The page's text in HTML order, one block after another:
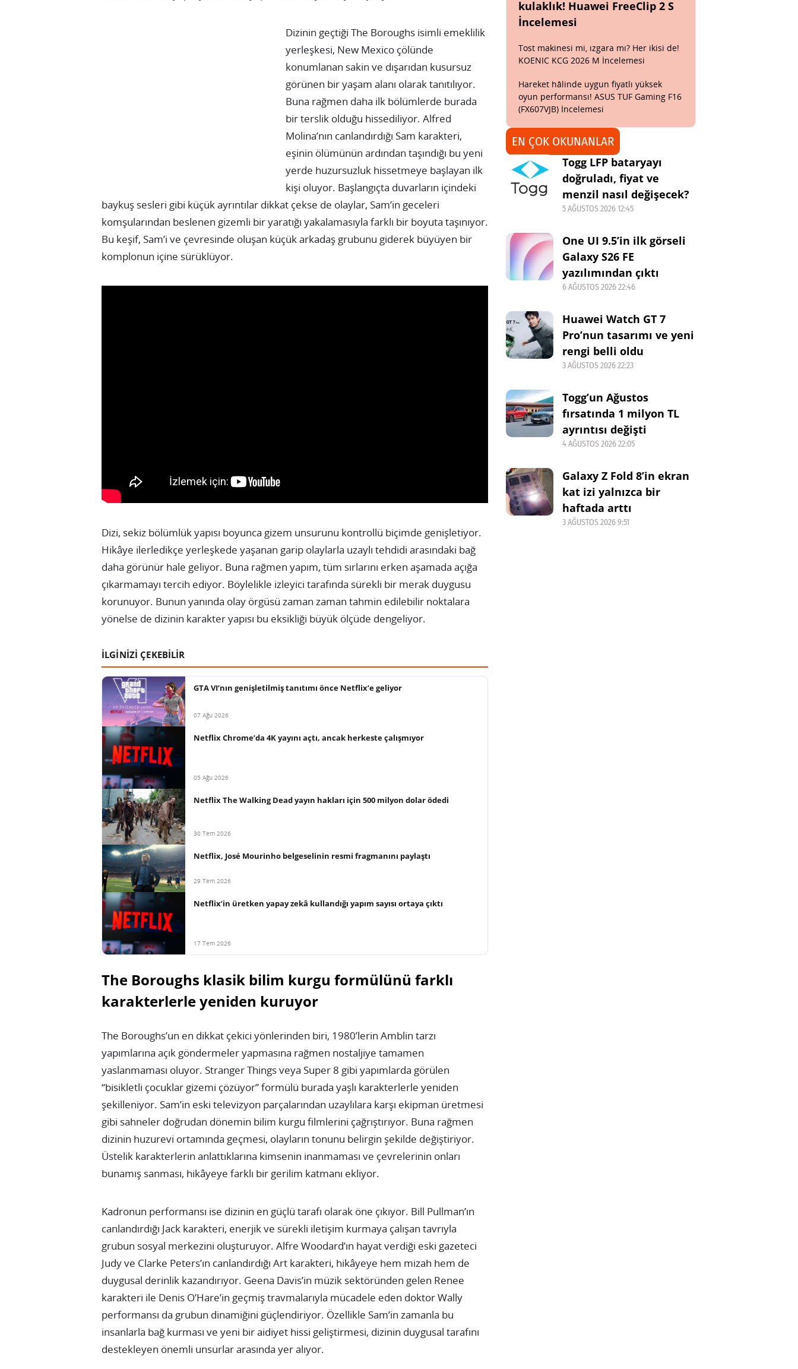
Dizinin geçtiği The Boroughs isimli emeklilik
yerleşkesi, New Mexico çölünde
konumlanan sakin ve dışarıdan kusursuz
görünen bir yaşam alanı olarak tanıtılıyor.
Buna rağmen daha ilk bölümlerde burada
bir terslik olduğu hissediliyor. Alfred
Molina’nın canlandırdığı Sam karakteri,
eşinin ölümünün ardından taşındığı bu yeni
yerde huzursuzluk hissetmeye başlayan ilk
kişi oluyor. Başlangıçta duvarların içindeki
baykuş sesleri gibi küçük ayrıntılar dikkat çekse de olaylar, Sam’in geceleri
komşularından beslenen gizemli bir yaratığı yakalamasıyla farklı bir boyuta taşınıyor.
Bu keşif, Sam’i ve çevresinde oluşan küçük arkadaş grubunu giderek büyüyen bir
komplonun içine sürüklüyor.
Dizi, sekiz bölümlük yapısı boyunca gizem unsurunu kontrollü biçimde genişletiyor.
Hikâye ilerledikçe yerleşkede yaşanan garip olaylarla uzaylı tehdidi arasındaki bağ
daha görünür hale geliyor. Buna rağmen yapım, tüm sırlarını erken aşamada açığa
çıkarmamayı tercih ediyor. Böylelikle izleyici tarafında sürekli bir merak duygusu
korunuyor. Bunun yanında olay örgüsü zaman zaman tahmin edilebilir noktalara
yönelse de dizinin karakter yapısı bu eksikliği büyük ölçüde dengeliyor.
İLGİNİZİ ÇEKEBİLİR
GTA VI’nın genişletilmiş tanıtımı önce Netflix’e geliyor
07 Ağu 2026
Netflix Chrome’da 4K yayını açtı, ancak herkeste çalışmıyor
05 Ağu 2026
Netflix The Walking Dead yayın hakları için 500 milyon dolar ödedi
30 Tem 2026
Netflix, José Mourinho belgeselinin resmi fragmanını paylaştı
29 Tem 2026
Netflix’in üretken yapay zekâ kullandığı yapım sayısı ortaya çıktı
17 Tem 2026
The Boroughs klasik bilim kurgu formülünü farklı
karakterlerle yeniden kuruyor
The Boroughs’un en dikkat çekici yönlerinden biri, 1980’lerin Amblin tarzı
yapımlarına açık göndermeler yapmasına rağmen nostaljiye tamamen
yaslanmaması oluyor. Stranger Things veya Super 8 gibi yapımlarda görülen
“bisikletli çocuklar gizemi çözüyor” formülü burada yaşlı karakterlerle yeniden
şekilleniyor. Sam’in eski televizyon parçalarından uzaylılara karşı ekipman üretmesi
gibi sahneler doğrudan dönemin bilim kurgu filmlerini çağrıştırıyor. Buna rağmen
dizinin huzurevi ortamında geçmesi, olayların tonunu belirgin şekilde değiştiriyor.
Üstelik karakterlerin anlattıklarına kimsenin inanmaması ve çevrelerinin onları
bunamış sanması, hikâyeye farklı bir gerilim katmanı ekliyor.
Kadronun performansı ise dizinin en güçlü tarafı olarak öne çıkıyor. Bill Pullman’ın
canlandırdığı Jack karakteri, enerjik ve sürekli iletişim kurmaya çalışan tavrıyla
grubun sosyal merkezini oluşturuyor. Alfre Woodard’ın hayat verdiği eski gazeteci
Judy ve Clarke Peters’ın canlandırdığı Art karakteri, hikâyeye hem mizah hem de
duygusal derinlik kazandırıyor. Geena Davis’in müzik sektöründen gelen Renee
karakteri ile Denis O’Hare’in geçmiş travmalarıyla mücadele eden doktor Wally
performansı da grubun dinamiğini güçlendiriyor. Özellikle Sam’in zamanla bu
insanlarla bağ kurması ve yeni bir aidiyet hissi geliştirmesi, dizinin duygusal tarafını
destekleyen önemli unsurlar arasında yer alıyor.
kulaklık! Huawei FreeClip 2 S
İncelemesi
Tost makinesi mi, ızgara mı? Her ikisi de!
KOENIC KCG 2026 M İncelemesi
Hareket hâlinde uygun fiyatlı yüksek
oyun performansı! ASUS TUF Gaming F16
(FX607VJB) İncelemesi
EN ÇOK OKUNANLAR
Togg LFP bataryayı
doğruladı, fiyat ve
menzil nasıl değişecek?
5 AĞUSTOS 2026 12:45
One UI 9.5’in ilk görseli
Galaxy S26 FE
yazılımından çıktı
6 AĞUSTOS 2026 22:46
Huawei Watch GT 7
Pro’nun tasarımı ve yeni
rengi belli oldu
3 AĞUSTOS 2026 22:23
Togg’un Ağustos
fırsatında 1 milyon TL
ayrıntısı değişti
4 AĞUSTOS 2026 22:05
Galaxy Z Fold 8’in ekran
kat izi yalnızca bir
haftada arttı
3 AĞUSTOS 2026 9:51